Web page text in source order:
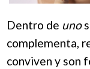
Dentro de uno
complementa,
conviven y son